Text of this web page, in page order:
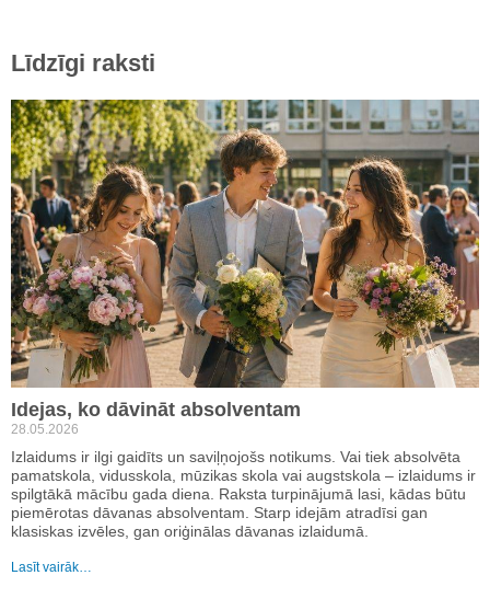
Līdzīgi raksti
Idejas, ko dāvināt absolventam
28.05.2026
Izlaidums ir ilgi gaidīts un saviļņojošs notikums. Vai tiek absolvēta
pamatskola, vidusskola, mūzikas skola vai augstskola – izlaidums ir
spilgtākā mācību gada diena. Raksta turpinājumā lasi, kādas būtu
piemērotas dāvanas absolventam. Starp idejām atradīsi gan
klasiskas izvēles, gan oriģinālas dāvanas izlaidumā.
Lasīt vairāk…